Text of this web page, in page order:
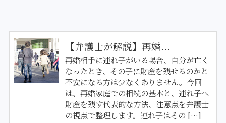
【弁護士が解説】再婚...
再婚相手に連れ子がいる場合、自分が亡く
なったとき、その子に財産を残せるのかと
不安になる方は少なくありません。今回
は、再婚家庭での相続の基本と、連れ子へ
財産を残す代表的な方法、注意点を弁護士
の視点で整理します。連れ子はその […]